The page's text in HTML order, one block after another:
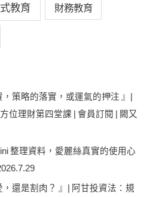
教育 財務教育
，策略的落實，或運氣的押注 』|
位理財第四堂課 | 會員訂閱 | 闕又
整理資料，愛麗絲真實的使用心
，還是割肉？ 』| 阿甘投資法：規